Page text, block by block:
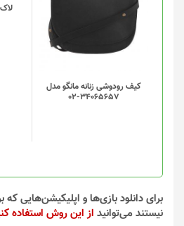
کیف رودوشی زنانه مانگو مدل
34065657-02
برای دانلود بازی‌ها و اپلیکیشن‌هایی
نیستند می‌توانید از این روش استفاده